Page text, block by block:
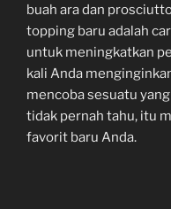
buah ara dan
topping baru adalah
untuk meningkatkan
kali Anda
mencoba sesuatu
tidak pernah tahu, itu
favorit baru Anda.